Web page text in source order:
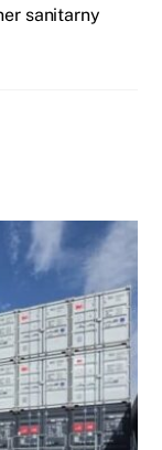
sanitarny